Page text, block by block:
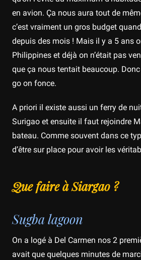
en avion. Ça nous aura tout de
c’est vraiment un gros budget
depuis des mois ! Mais il y a 5 ans
Philippines et déjà on n’était pas
que ça nous tentait beaucoup.
go on fonce.
A priori il existe aussi un ferry de
Surigao et ensuite il faut rejoindre
bateau. Comme souvent dans ce
d’être sur place pour avoir les
Que faire à Siargao ?
Sugba lagoon
On a logé à Del Carmen nos 2
avait que quelques minutes de